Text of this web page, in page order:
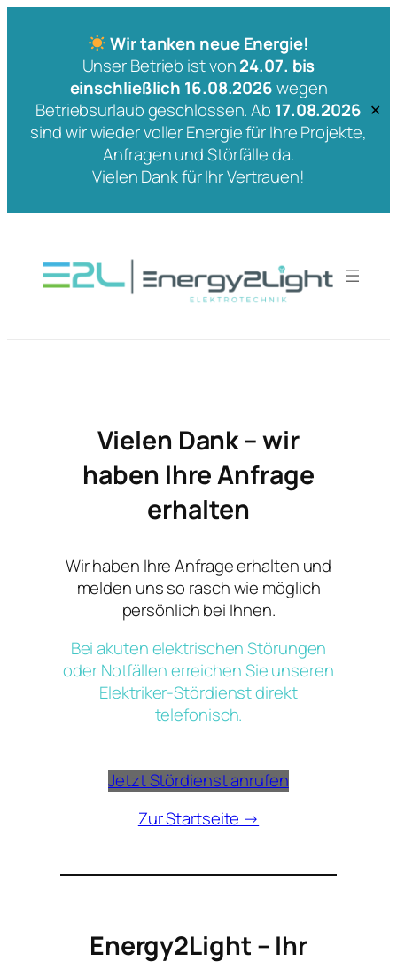
Wir tanken neue Energie!
Unser Betrieb ist von24.07. bis
einschließlich 16.08.2026wegen
Betriebsurlaub geschlossen. Ab 17.08.2026
sind wir wieder voller Energie für Ihre Projekte,
Anfragen und Störfälle da.
Vielen Dank für Ihr Vertrauen!
✕
springen
Vielen Dank – wir
haben Ihre Anfrage
erhalten
Wir haben Ihre Anfrage erhalten und
melden uns so rasch wie möglich
persönlich bei Ihnen.
Bei akuten elektrischen Störungen
oder Notfällen erreichen Sie unseren
Elektriker-Stördienst direkt
telefonisch.
Jetzt Stördienst anrufen
Zur Startseite →
Energy2Light – Ihr